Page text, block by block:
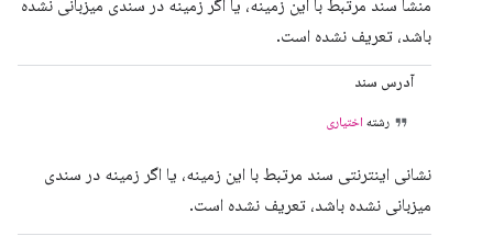
منشأ سند مرتبط با این زمینه، یا اگر زمینه در سندی میزبانی نشده
باشد، تعریف نشده است.
آدرس سند
رشته اختیاری
نشانی اینترنتی سند مرتبط با این زمینه، یا اگر زمینه در سندی
میزبانی نشده باشد، تعریف نشده است.